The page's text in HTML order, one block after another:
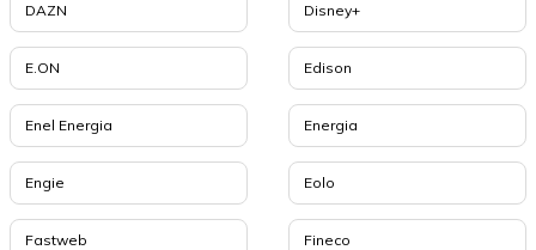
DAZN Disney+
E.ON Edison
Enel Energia Energia
Engie Eolo
Fastweb Fineco